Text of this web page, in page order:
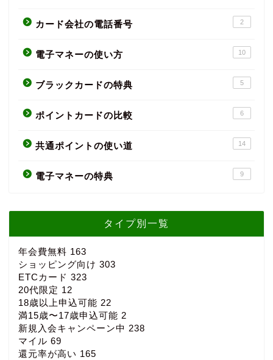
カード会社の電話番号 2
電子マネーの使い方 10
ブラックカードの特典 5
ポイントカードの比較 6
共通ポイントの使い道 14
電子マネーの特典 9
タイプ別一覧
年会費無料 163
ショッピング向け 303
ETCカード 323
20代限定 12
18歳以上申込可能 22
満15歳〜17歳申込可能 2
新規入会キャンペーン中 238
マイル 69
還元率が高い 165